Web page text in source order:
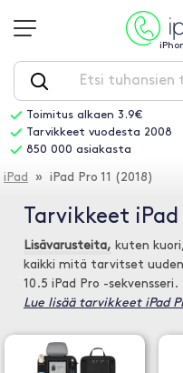
Toimitus alkaen 3.9€
Tarvikkeet vuodesta 2008
850 000 asiakasta
iPad » iPad Pro 11 (2018)
Tarvikkeet iPad
Lisävarusteita, kuten
kaikki mitä tarvitset uuden
10.5 iPad Pro -sekvensseri.
Lue lisää tarvikkeet iPad